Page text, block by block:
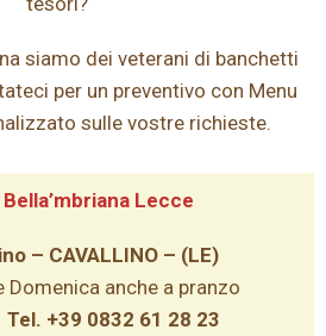
siamo dei veterani di banchetti
per un preventivo con Menu
sulle vostre richieste.
Lecce
– CAVALLINO – (LE)
anche a pranzo
+39 0832 61 28 23